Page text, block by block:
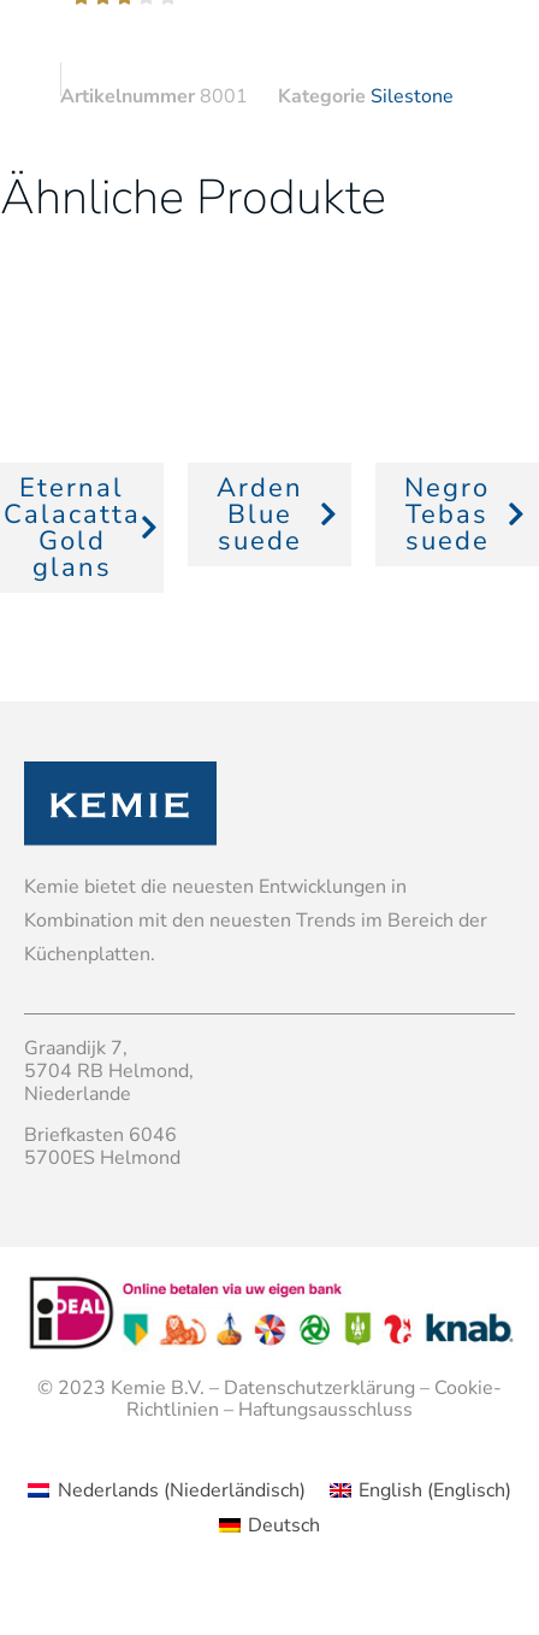
Artikelnummer 8001 Kategorie Silestone
Ähnliche Produkte
Eternal
Calacatta
Gold
glans
Arden
Blue
suede
Negro
Tebas
suede
Kemie bietet die neuesten Entwicklungen in
Kombination mit den neuesten Trends im Bereich der
Küchenplatten.
Graandijk 7,
5704 RB Helmond,
Niederlande
Briefkasten 6046
5700ES Helmond
© 2023 Kemie B.V. – Datenschutzerklärung – Cookie-
Richtlinien – Haftungsausschluss
Nederlands (Niederländisch) English (Englisch)
Deutsch